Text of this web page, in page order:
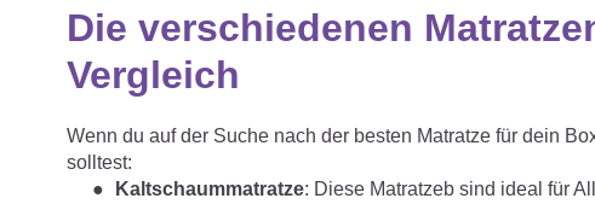
Die verschiedenen
Vergleich
Wenn du auf der Suche nach der besten Matratze für dein
solltest:
Kaltschaummatratze: Diese Matratzeb sind ideal für